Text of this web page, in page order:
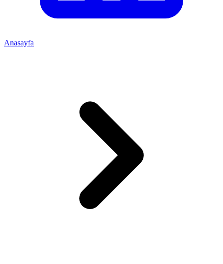
Anasayfa